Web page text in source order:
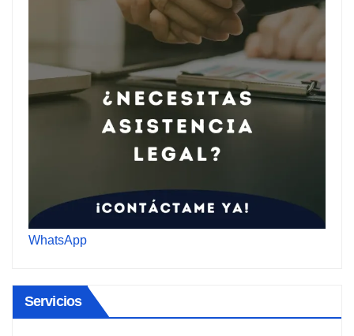
WhatsApp
Servicios